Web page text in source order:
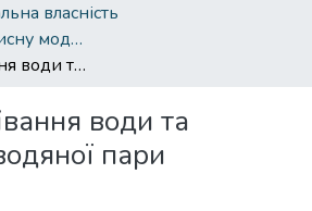
власність
Патенти на корисну модель
Спосіб нагрівання води та отримання водяної пари
води та
пари